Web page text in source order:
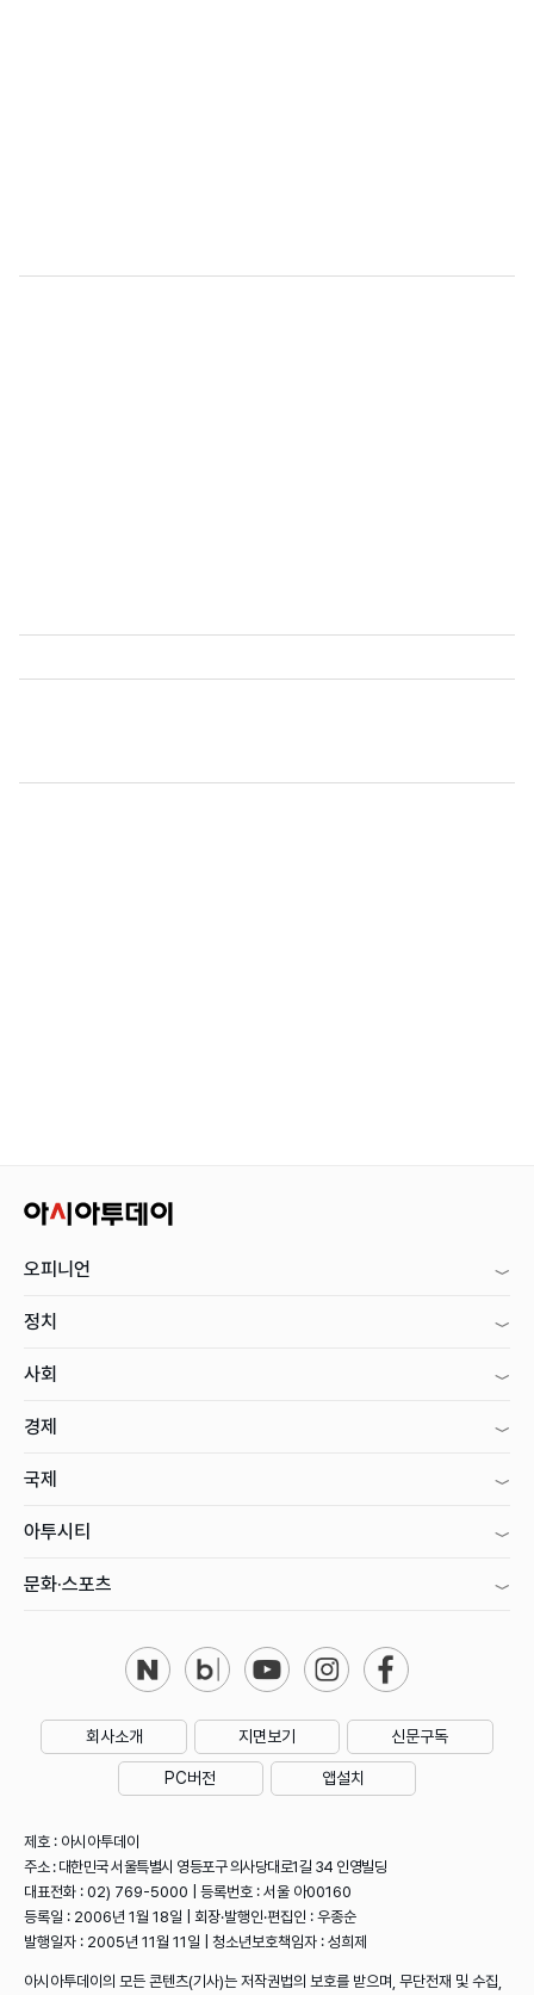
오피니언
정치
사회
경제
국제
아투시티
문화·스포츠
회사소개 지면보기 신문구독
PC버전 앱설치
제호 : 아시아투데이
주소 : 대한민국 서울특별시 영등포구 의사당대로1길 34 인영빌딩
대표전화 : 02) 769-5000 | 등록번호 : 서울 아00160
등록일 : 2006년 1월 18일 | 회장·발행인·편집인 : 우종순
발행일자 : 2005년 11월 11일 | 청소년보호책임자 : 성희제
아시아투데이의 모든 콘텐츠(기사)는 저작권법의 보호를 받으며, 무단전재 및 수집,